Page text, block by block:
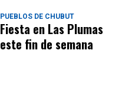
PUEBLOS DE CHUBUT
Fiesta en Las Plumas
este fin de semana